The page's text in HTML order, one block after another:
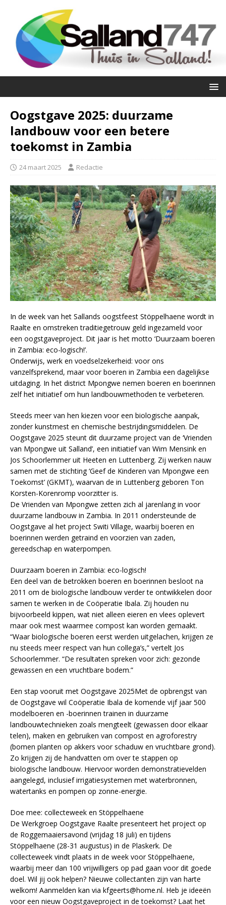
Oogstgave 2025: duurzame
landbouw voor een betere
toekomst in Zambia
24 maart 2025 Redactie
In de week van het Sallands oogstfeest Stöppelhaene wordt in
Raalte en omstreken traditiegetrouw geld ingezameld voor
een oogstgaveproject. Dit jaar is het motto ‘Duurzaam boeren
in Zambia: eco-logisch!’.
Onderwijs, werk en voedselzekerheid: voor ons
vanzelfsprekend, maar voor boeren in Zambia een dagelijkse
uitdaging. In het district Mpongwe nemen boeren en boerinnen
zelf het initiatief om hun landbouwmethoden te verbeteren.
Steeds meer van hen kiezen voor een biologische aanpak,
zonder kunstmest en chemische bestrijdingsmiddelen. De
Oogstgave 2025 steunt dit duurzame project van de ‘Vrienden
van Mpongwe uit Salland’, een initiatief van Wim Mensink en
Jos Schoorlemmer uit Heeten en Luttenberg. Zij werken nauw
samen met de stichting ‘Geef de Kinderen van Mpongwe een
Toekomst’ (GKMT), waarvan de in Luttenberg geboren Ton
Korsten-Korenromp voorzitter is.
De Vrienden van Mpongwe zetten zich al jarenlang in voor
duurzame landbouw in Zambia. In 2011 ondersteunde de
Oogstgave al het project Switi Village, waarbij boeren en
boerinnen werden getraind en voorzien van zaden,
gereedschap en waterpompen.
Duurzaam boeren in Zambia: eco-logisch!
Een deel van de betrokken boeren en boerinnen besloot na
2011 om de biologische landbouw verder te ontwikkelen door
samen te werken in de Coöperatie Ibala. Zij houden nu
bijvoorbeeld kippen, wat niet alleen eieren en vlees oplevert
maar ook mest waarmee compost kan worden gemaakt.
“Waar biologische boeren eerst werden uitgelachen, krijgen ze
nu steeds meer respect van hun collega’s,” vertelt Jos
Schoorlemmer. “De resultaten spreken voor zich: gezonde
gewassen en een vruchtbare bodem.”
Een stap vooruit met Oogstgave 2025Met de opbrengst van
de Oogstgave wil Coöperatie Ibala de komende vijf jaar 500
modelboeren en -boerinnen trainen in duurzame
landbouwtechnieken zoals mengteelt (gewassen door elkaar
telen), maken en gebruiken van compost en agroforestry
(bomen planten op akkers voor schaduw en vruchtbare grond).
Zo krijgen zij de handvatten om over te stappen op
biologische landbouw. Hiervoor worden demonstratievelden
aangelegd, inclusief irrigatiesystemen met waterbronnen,
watertanks en pompen op zonne-energie.
Doe mee: collecteweek en Stöppelhaene
De Werkgroep Oogstgave Raalte presenteert het project op
de Roggemaaiersavond (vrijdag 18 juli) en tijdens
Stöppelhaene (28-31 augustus) in de Plaskerk. De
collecteweek vindt plaats in de week voor Stöppelhaene,
waarbij meer dan 100 vrijwilligers op pad gaan voor dit goede
doel. Wil jij ook helpen? Nieuwe collectanten zijn van harte
welkom! Aanmelden kan via kfgeerts@home.nl. Heb je ideeën
voor een nieuw Oogstgaveproject in de toekomst? Laat het